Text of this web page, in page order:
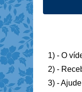
1) - O
2) -
3) -